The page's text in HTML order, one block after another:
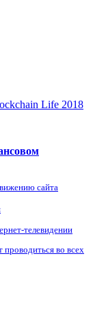
Life 2018
сайта
телевидении
проводиться во всех